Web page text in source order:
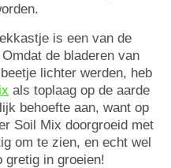
is een van de
de bladeren van
lichter werden, heb
als toplaag op de aarde
behoefte aan, want op
Soil Mix doorgroeid met
om te zien, en echt wel
gretig in groeien!